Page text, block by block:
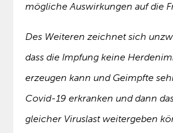
mögliche Auswirkungen auf die
Des Weiteren zeichnet sich
dass die Impfung keine
erzeugen kann und Geimpfte
Covid-19 erkranken und dann
gleicher Viruslast weitergeben